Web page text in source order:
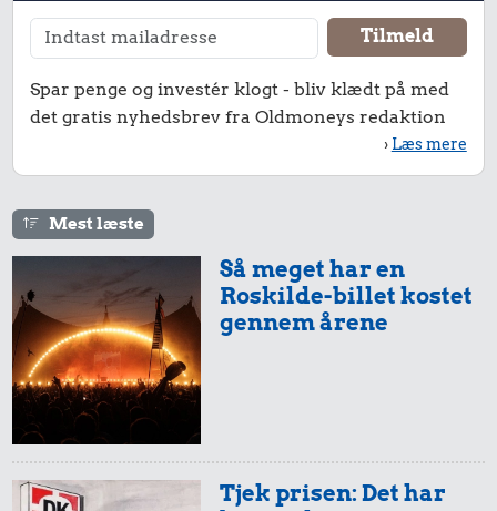
Banan
0,01 kr.
Tyggegummi
0,44 kr.
Avis
Spar penge og investér klogt - bliv klædt på med
det gratis nyhedsbrev fra Oldmoneys redaktion
› Læs mere
Mest læste
Så meget har en
Roskilde-billet kostet
gennem årene
Tjek prisen: Det har